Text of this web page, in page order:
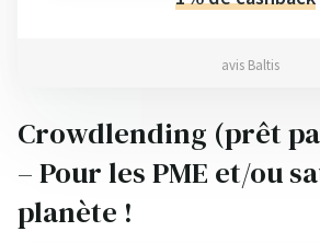
avis Baltis
Crowdlending (prêt
– Pour les PME et/ou
planète !